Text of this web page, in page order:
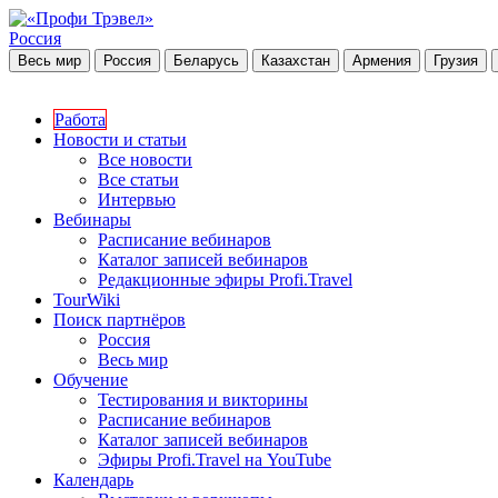
Россия
Весь мир Россия Беларусь Казахстан Армения Грузия
Работа
Новости и статьи
Все новости
Все статьи
Интервью
Вебинары
Расписание вебинаров
Каталог записей вебинаров
Редакционные эфиры Profi.Travel
TourWiki
Поиск партнёров
Россия
Весь мир
Обучение
Тестирования и викторины
Расписание вебинаров
Каталог записей вебинаров
Эфиры Profi.Travel на YouTube
Календарь